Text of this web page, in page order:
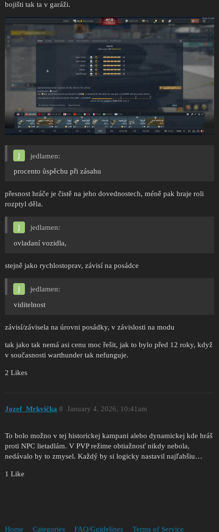
bojišti tak ta v garáži.
jedlamen:
procento ůspěchu při zásahu
přesnost hráče je čistě na jeho dovednostech, méně pak hraje roli
rozptyl děla.
jedlamen:
ovladaní vozidla,
stejně jako rychlostoprav, závisí na posádce
jedlamen:
viditelnost
závisí/závisela na úrovni posádky, v závislosti na modu
tak jako tak nemá asi cenu moc řešit, jak to bylo před 12 roky, když
v současnosti warthunder tak nefunguje.
2 Likes
Jozef_Mrkvička January 4, 2026, 10:41am
8
To bolo možno v tej historickej kampani alebo dynamickej kde hráš
proti NPC lietadlám. V PVP režime obtiažnosť nikdy nebola,
nedávalo by to zmysel. Každý by si logicky nastavil najľahšiu…
1 Like
Home Categories FAQ/Guidelines Terms of Service